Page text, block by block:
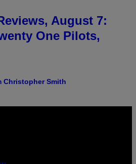
August 7:
One Pilots,
Christopher Smith